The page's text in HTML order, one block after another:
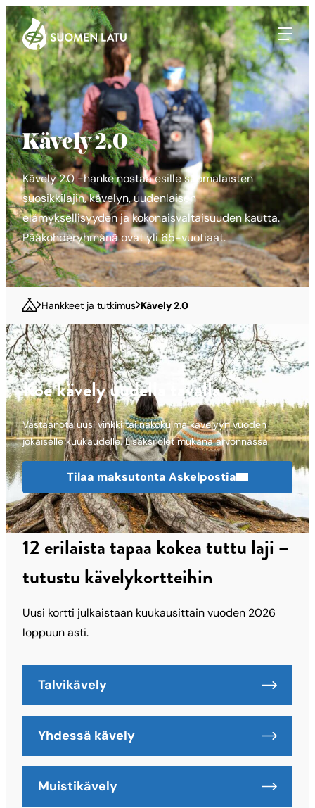
Siirry
suoraan
sisältöön
Suomen Latu
Kävely 2.0
Kävely 2.0 -hanke nostaa esille suomalaisten
suosikkilajin, kävelyn, uudenlaisen
elämyksellisyyden ja kokonaisvaltaisuuden kautta.
Pääkohderyhmänä ovat yli 65-vuotiaat.
Hankkeet ja tutkimus Kävely 2.0
Koe kävely uudella tavalla
Vastaanota uusi vinkki tai näkökulma kävelyyn vuoden
jokaiselle kuukaudelle. Lisäksi olet mukana arvonnassa.
Tilaa maksutonta Askelpostia
12 erilaista tapaa kokea tuttu laji –
tutustu kävelykortteihin
Uusi kortti julkaistaan kuukausittain vuoden 2026
loppuun asti.
Talvikävely
Yhdessä kävely
Muistikävely